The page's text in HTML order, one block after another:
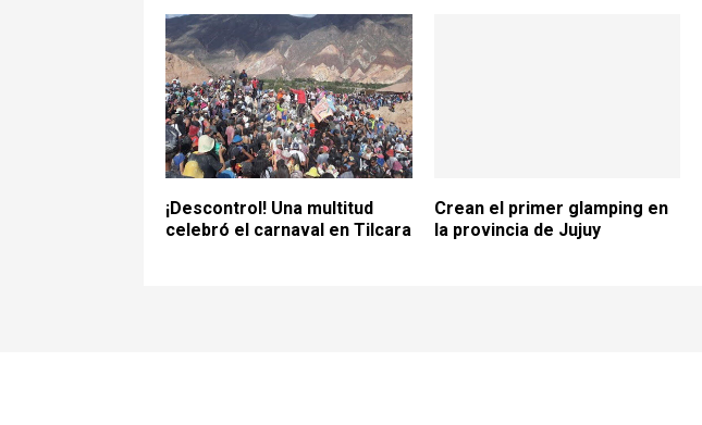
¡Descontrol! Una multitud
celebró el carnaval en Tilcara
Crean el primer glamping en
la provincia de Jujuy